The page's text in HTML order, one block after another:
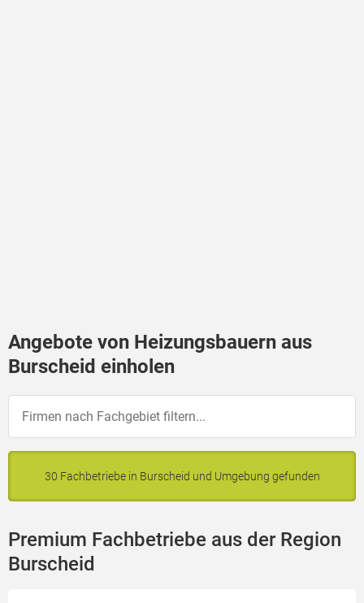
Angebote von Heizungsbauern aus
Burscheid einholen
30 Fachbetriebe in Burscheid und Umgebung gefunden
Premium Fachbetriebe aus der Region
Burscheid